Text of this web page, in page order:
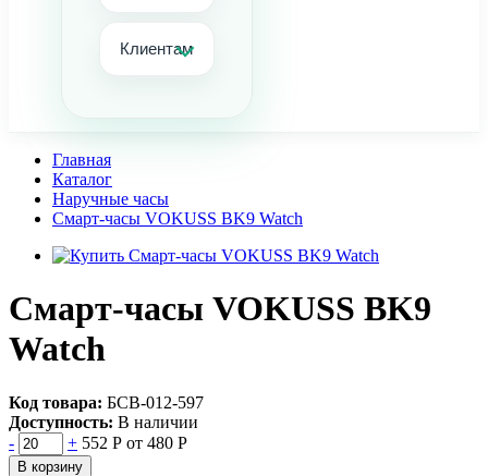
Клиентам
Главная
Каталог
Наручные часы
Смарт-часы VOKUSS BK9 Watch
Смарт-часы VOKUSS BK9
Watch
Код товара: БСВ-012-597
Доступность: В наличии
-
+ 552 Р от 480 Р
В корзину